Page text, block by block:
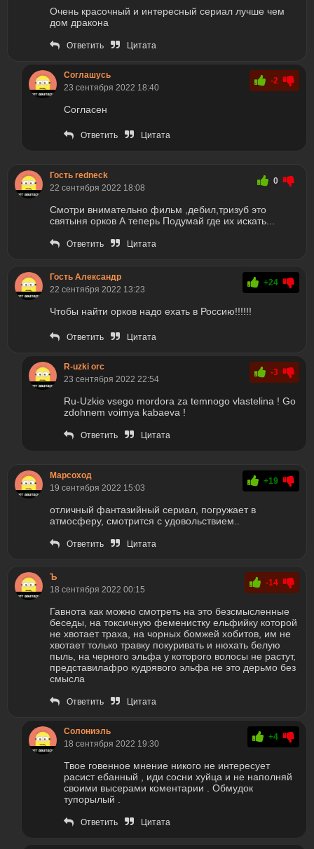
Очень красочный и интересный сериал лучше чем
дом дракона
Ответить Цитата
Соглашусь
23 сентября 2022 18:40
-2
Согласен
Ответить Цитата
Гость redneck
22 сентября 2022 18:08
0
Смотри внимательно фильм ,дебил,тризуб это
святыня орков А теперь Подумай где их искать...
Ответить Цитата
Гость Александр
22 сентября 2022 13:23
+24
Чтобы найти орков надо ехать в Россию!!!!!!
Ответить Цитата
R-uzki orc
23 сентября 2022 22:54
-3
Ru-Uzkie vsego mordora za temnogo vlastelina ! Go
zdohnem voimya kabaeva !
Ответить Цитата
Марсоход
19 сентября 2022 15:03
+19
отличный фантазийный сериал, погружает в
атмосферу, смотрится с удовольствием..
Ответить Цитата
Ъ
18 сентября 2022 00:15
-14
Гавнота как можно смотреть на это безсмысленные
беседы, на токсичную феменистку ельфийку которой
не хвотает траха, на чорных бомжей хобитов, им не
хвотает только травку покуривать и нюхать белую
пыль, на черного эльфа у которого волосы не растут,
представилафро кудрявого эльфа не это дерьмо без
смысла
Ответить Цитата
Солониэль
18 сентября 2022 19:30
+4
Твое говенное мнение никого не интересует
расист ебанный , иди сосни хуйца и не наполняй
своими высерами коментарии . Обмудок
тупорылый .
Ответить Цитата